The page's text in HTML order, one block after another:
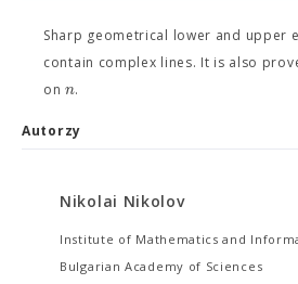
Sharp geometrical lower and upper
contain complex lines. It is also
onn.
Autorzy
Nikolai Nikolov
Institute of Mathematics and
Bulgarian Academy of Sciences